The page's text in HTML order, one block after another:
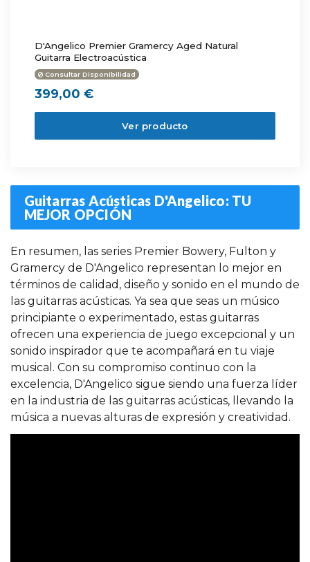
D'Angelico Premier Gramercy Aged Natural
Guitarra Electroacústica
Consultar Disponibilidad
399,00 €
Ver producto
Guitarras Acústicas D'Angelico: TU
MEJOR OPCIÓN
En resumen, las series Premier Bowery, Fulton y
Gramercy de D'Angelico representan lo mejor en
términos de calidad, diseño y sonido en el mundo de
las guitarras acústicas. Ya sea que seas un músico
principiante o experimentado, estas guitarras
ofrecen una experiencia de juego excepcional y un
sonido inspirador que te acompañará en tu viaje
musical. Con su compromiso continuo con la
excelencia, D'Angelico sigue siendo una fuerza líder
en la industria de las guitarras acústicas, llevando la
música a nuevas alturas de expresión y creatividad.